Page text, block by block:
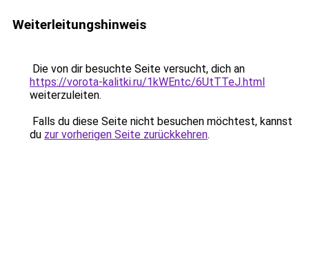
Weiterleitungshinweis
Die von dir besuchte Seite versucht, dich an
https://vorota-kalitki.ru/1kWEntc/6UtTTeJ.html
weiterzuleiten.
Falls du diese Seite nicht besuchen möchtest, kannst
du zur vorherigen Seite zurückkehren.